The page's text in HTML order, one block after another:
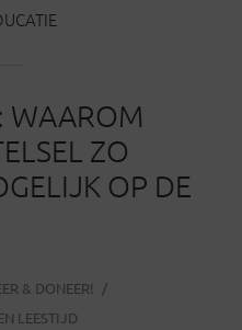
WAAROM
ZO
OP DE
& DONEER!
LEESTIJD